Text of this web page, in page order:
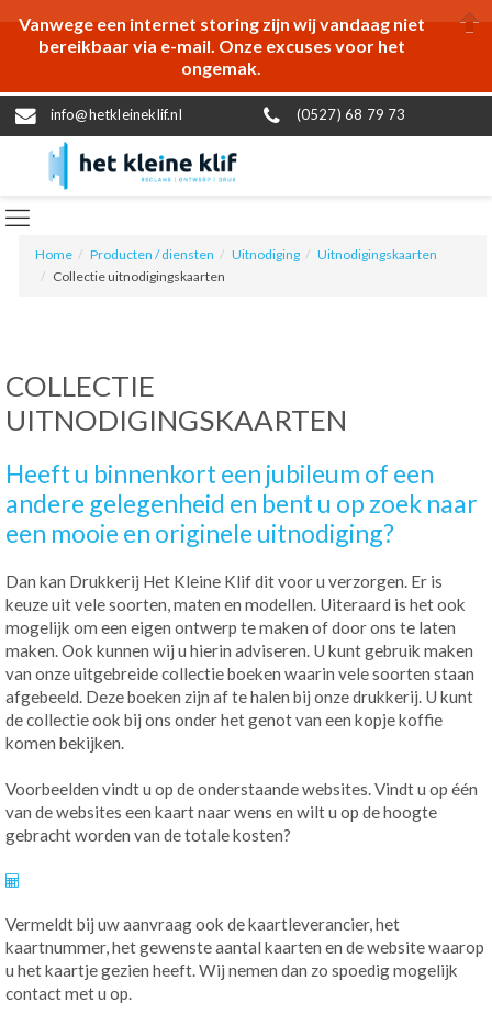
Vanwege een internet storing zijn wij vandaag niet
bereikbaar via e-mail. Onze excuses voor het
ongemak.
info@hetkleineklif.nl (0527) 68 79 73
Home Producten / diensten Uitnodiging
Uitnodigingskaarten
Collectie uitnodigingskaarten
COLLECTIE
UITNODIGINGSKAARTEN
Heeft u binnenkort een jubileum of een
andere gelegenheid en bent u op zoek naar
een mooie en originele uitnodiging?
Dan kan Drukkerij Het Kleine Klif dit voor u verzorgen. Er is
keuze uit vele soorten, maten en modellen. Uiteraard is het ook
mogelijk om een eigen ontwerp te maken of door ons te laten
maken. Ook kunnen wij u hierin adviseren. U kunt gebruik maken
van onze uitgebreide collectie boeken waarin vele soorten staan
afgebeeld. Deze boeken zijn af te halen bij onze drukkerij. U kunt
de collectie ook bij ons onder het genot van een kopje koffie
komen bekijken.
Voorbeelden vindt u op de onderstaande websites. Vindt u op één
van de websites een kaart naar wens en wilt u op de hoogte
gebracht worden van de totale kosten?
Vermeldt bij uw aanvraag ook de kaartleverancier, het
kaartnummer, het gewenste aantal kaarten en de website waarop
u het kaartje gezien heeft. Wij nemen dan zo spoedig mogelijk
contact met u op.